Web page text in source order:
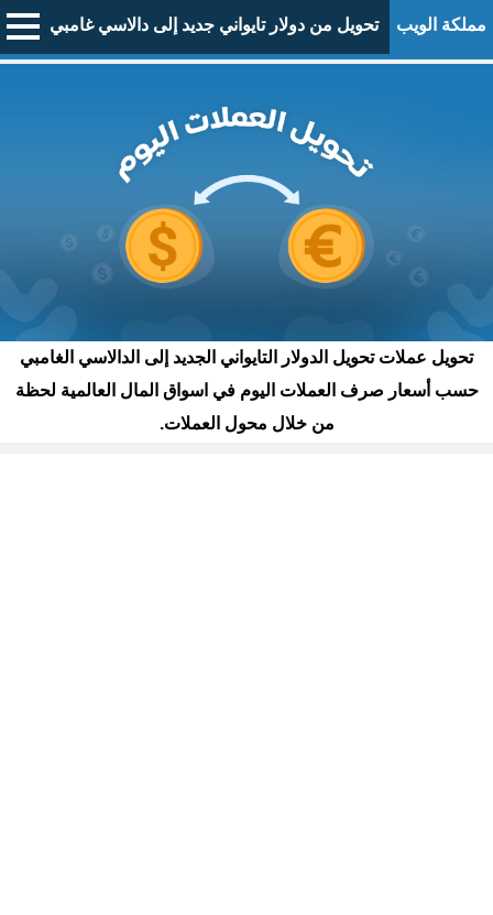
مملكة الويب تحويل من دولار تايواني جديد إلى دالاسي غامبي
تحويل عملات تحويل الدولار التايواني الجديد إلى الدالاسي الغامبي
حسب أسعار صرف العملات اليوم في اسواق المال العالمية لحظة
من خلال محول العملات.